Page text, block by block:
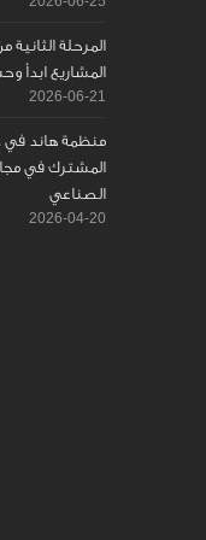
المرحلة الثانية
المشاريع ابدأ
2026-06-21
منظمة هاند في
المشترك في
الصناعي
2026-04-20